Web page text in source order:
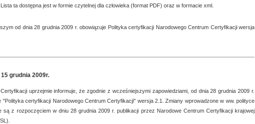
ta dostępna jest w formie czytelnej dla człowieka (format PDF) oraz w formacie xml.
od dnia 28 grudnia 2009 r. obowiązuje Polityka certyfikacji Narodowego Centrum Certyfikacji wersja
grudnia 2009r.
uprzejmie informuje, że zgodnie z wcześniejszymi zapowiedziami, od dnia 28 grudnia 2009 r.
"Polityka certyfikacji Narodowego Centrum Certyfikacji" wersja 2.1. Zmiany wprowadzone w ww. polityce
są z rozpoczęciem w dniu 28 grudnia 2009 r. publikacji przez Narodowe Centrum Certyfikacji krajowej